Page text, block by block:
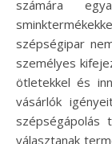
számára
szépségipar
személyes
ötletekkel és
vásárlók
szépségápolás
választanak